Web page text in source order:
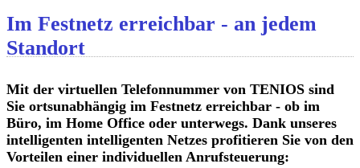
Im Festnetz erreichbar - an jedem
Standort
Mit der virtuellen Telefonnummer von TENIOS sind
Sie ortsunabhängig im Festnetz erreichbar - ob im
Büro, im Home Office oder unterwegs. Dank unseres
intelligenten intelligenten Netzes profitieren Sie von den
Vorteilen einer individuellen Anrufsteuerung: